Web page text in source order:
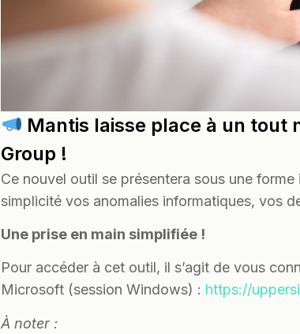
Mantis laisse place à un tout
Group !
Ce nouvel outil se présentera sous une
simplicité vos anomalies informatiques, vos
Une prise en main simplifiée !
Pour accéder à cet outil, il s’agit de vous
Microsoft (session Windows) : https://
À noter :